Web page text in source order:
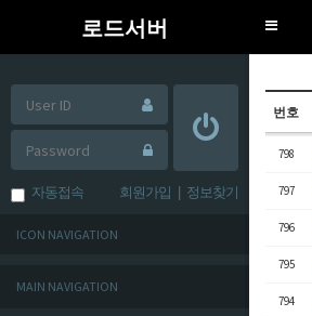
로드서버
Toggle
자동접속 회원가입 정보찾기
ICON NAVIGATION
MAIN NAVIGATION
번호
798
797
796
795
794